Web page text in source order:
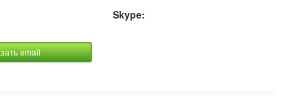
email
Skype: